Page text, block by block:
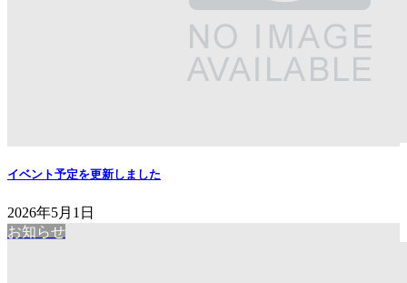
イベント予定を更新しました
2026年5月1日
お知らせ